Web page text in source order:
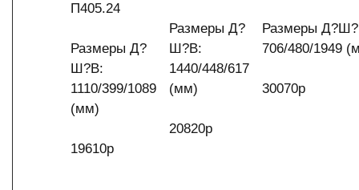
П405.24
Размеры Д?
Ш?В:
1110/399/1089
(мм)
19610р
Размеры Д?
Ш?В:
1440/448/617
(мм)
20820р
Размеры
706/480/1949
30070р